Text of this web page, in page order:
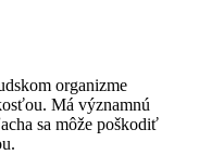
organizme
Má významnú
sa môže poškodiť